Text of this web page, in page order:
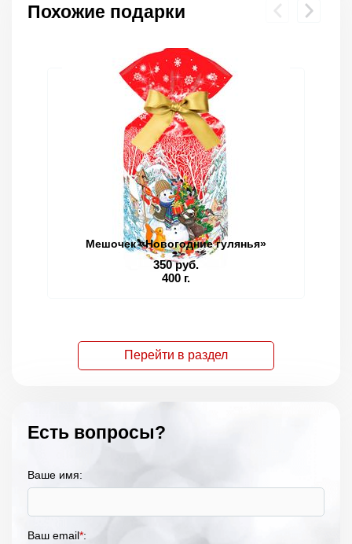
Похожие подарки
Мешочек «Новогодние гулянья»
350 руб.
400 г.
Перейти в раздел
Есть вопросы?
Ваше имя:
Ваш email*: